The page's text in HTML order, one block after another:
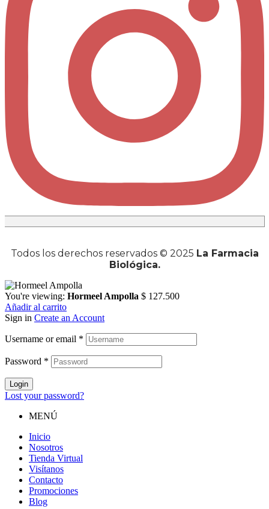
Todos los derechos reservados © 2025 La Farmacia
Biológica.
You're viewing: Hormeel Ampolla $ 127.500
Añadir al carrito
Sign in Create an Account
Username or email *
Password *
Login
Lost your password?
MENÚ
Inicio
Nosotros
Tienda Virtual
Visítanos
Contacto
Promociones
Blog